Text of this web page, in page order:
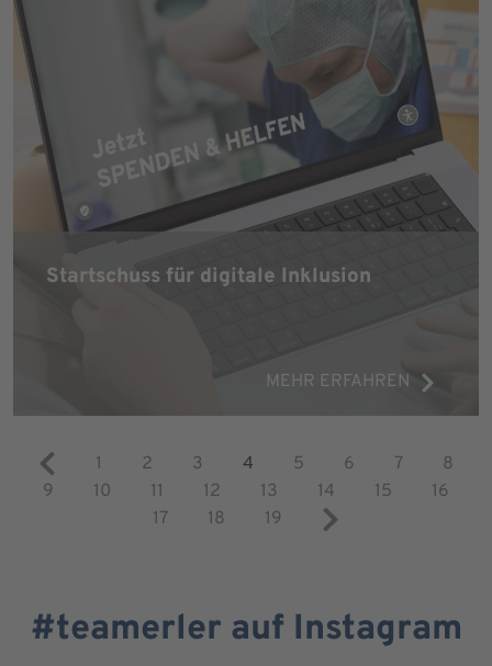
Startschuss für digitale Inklusion
MEHR ERFAHREN
1 2 3 4 5 6 7
8
9
10 11 12 13 14 15
16
17
18 19
#teamerler auf Instagram